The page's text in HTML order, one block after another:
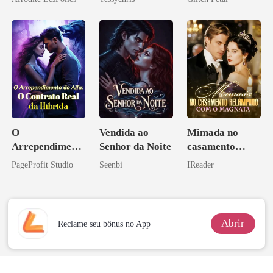
O
Arrependiment
o do Alfa: O
PageProfit Studio
Vendida ao
Senhor da Noite
Seenbi
Mimada no
casamento
relâmpago com
IReader
Reclame seu bônus no App Abrir